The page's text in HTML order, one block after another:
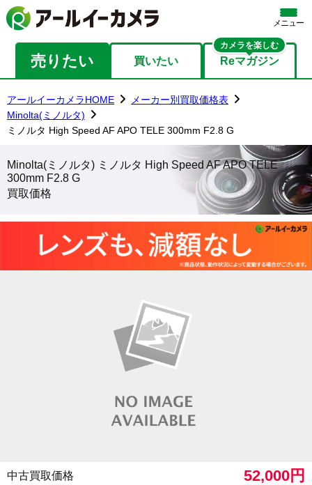
メニュー
売りたい 買いたい Reマガジン
カメラを楽しむ
アールイーカメラHOME
メーカー別買取価格表
Minolta(ミノルタ)
ミノルタ High Speed AF APO TELE 300mm F2.8 G
Minolta(ミノルタ) ミノルタ High Speed AF APO TELE
300mm F2.8 G
買取価格
中古買取価格 52,000円